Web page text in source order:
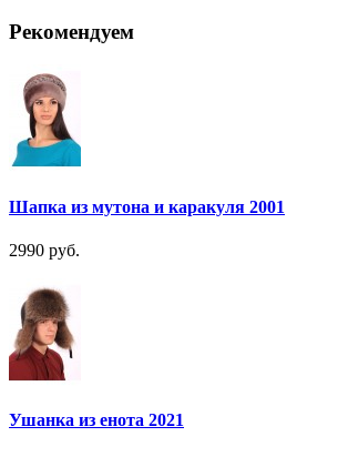
Рекомендуем
Шапка из мутона и каракуля 2001
2990 руб.
Ушанка из енота 2021